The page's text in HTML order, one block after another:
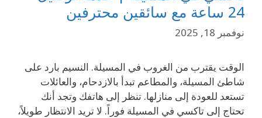
24 ساعة مع سائقين محترفين
نوفمبر 18, 2025
الوقت يقترب من الغروب في المسيلة. النسيم بارد على
شاطئ المسيلة، والمطاعم تبدأ بالازدحام، والعائلات
تستعد للعودة إلى منازلها. تنظر إلى هاتفك وتجد أنك
تحتاج إلى تاكسي في المسيلة فوراً. لا تريد الانتظار طويلاً،